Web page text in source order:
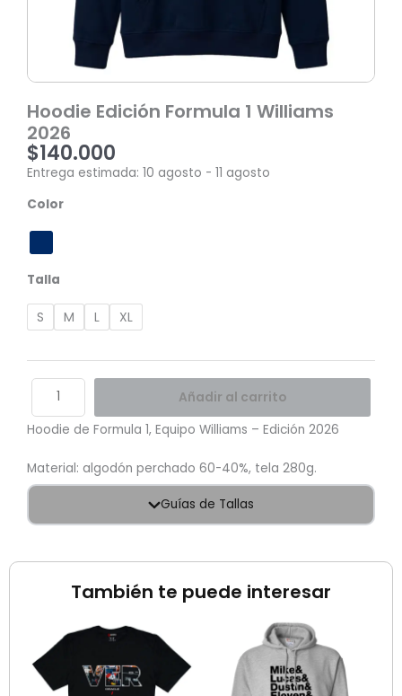
Hoodie Edición Formula 1 Williams
2026
$140.000
Entrega estimada: 10 agosto - 11 agosto
Color
Talla
S M L XL
Hoodie
Formula
Williams
cantidad
Añadir al carrito
Hoodie de Formula 1, Equipo Williams – Edición 2026
Material: algodón perchado 60-40%, tela 280g.
Guías de Tallas
También te puede interesar